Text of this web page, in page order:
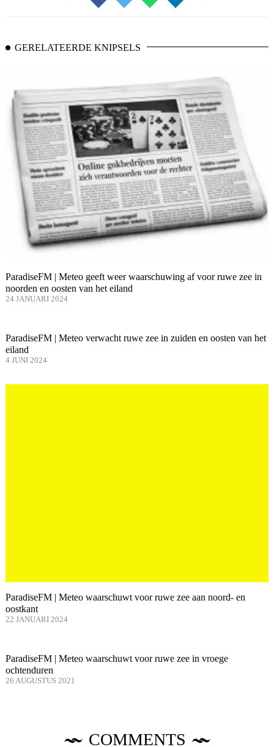
GERELATEERDE KNIPSELS
ParadiseFM | Meteo geeft weer waarschuwing af voor ruwe zee in
noorden en oosten van het eiland
24 JANUARI 2024
ParadiseFM | Meteo verwacht ruwe zee in zuiden en oosten van het
eiland
4 JUNI 2024
ParadiseFM | Meteo waarschuwt voor ruwe zee aan noord- en
oostkant
22 JANUARI 2024
ParadiseFM | Meteo waarschuwt voor ruwe zee in vroege
ochtenduren
26 AUGUSTUS 2021
COMMENTS